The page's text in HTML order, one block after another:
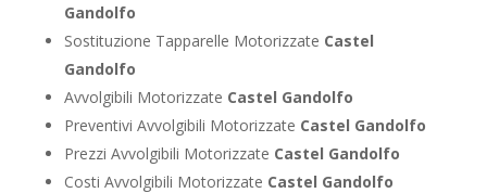
Gandolfo
Sostituzione Tapparelle Motorizzate Castel
Gandolfo
Avvolgibili Motorizzate Castel Gandolfo
Preventivi Avvolgibili Motorizzate Castel Gandolfo
Prezzi Avvolgibili Motorizzate Castel Gandolfo
Costi Avvolgibili Motorizzate Castel Gandolfo